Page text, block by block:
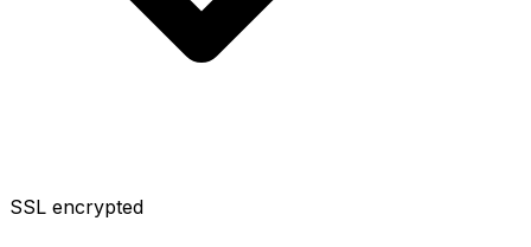
SSL encrypted